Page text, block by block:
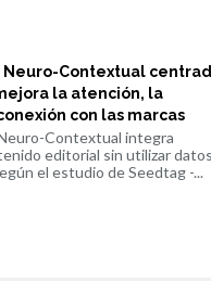
Neuro-Contextual
la atención, la
con las marcas
Contextual integra
editorial sin utilizar
el estudio de Seedtag -...